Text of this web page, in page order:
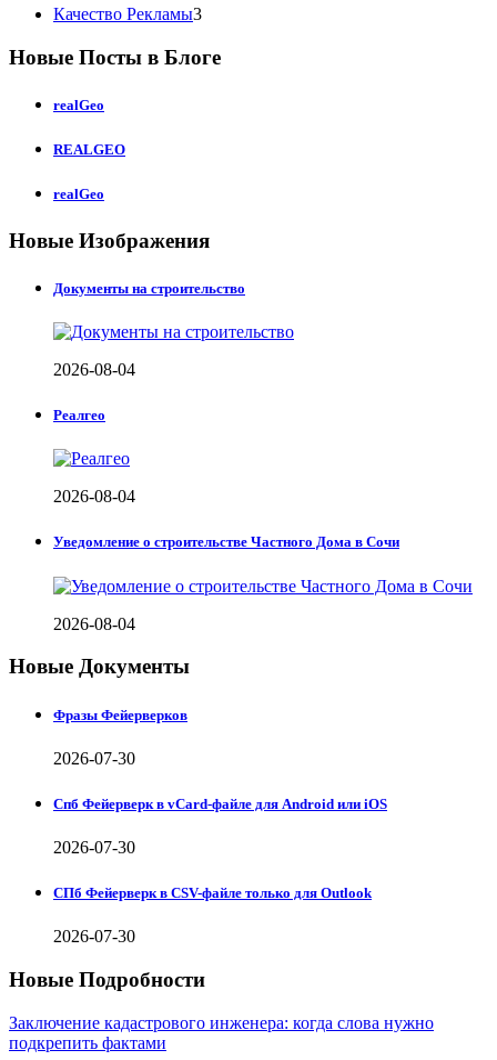
Качество Рекламы3
Новые Посты в Блоге
realGeo
REALGEO
realGeo
Новые Изображения
Документы на строительство
2026-08-04
Реалгео
2026-08-04
Уведомление о строительстве Частного Дома в Сочи
2026-08-04
Новые Документы
Фразы Фейерверков
2026-07-30
Спб Фейерверк в vCard-файле для Android или iOS
2026-07-30
СПб Фейерверк в CSV-файле только для Outlook
2026-07-30
Новые Подробности
Заключение кадастрового инженера: когда слова нужно
подкрепить фактами